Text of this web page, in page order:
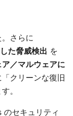
さらに
た脅威検出 を
／マルウェアに
クリーンな復旧
。
セキュリティ